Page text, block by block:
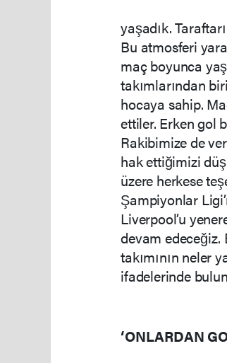
yaşadık.
Bu atmosferi
maç boyunca
takımlarından
hocaya sahip.
ettiler. Erken gol
Rakibimize de
hak ettiğimizi
üzere herkese
Şampiyonlar
Liverpool’u
devam
takımının neler
ifadelerinde
‘ONLARDAN